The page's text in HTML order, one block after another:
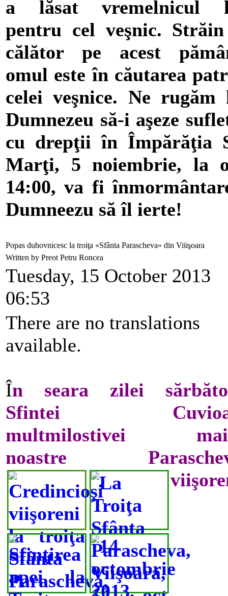
a lăsat vremelnicul
pentru cel veşnic.
călător pe acest
omul este în căutarea
celei veşnice. Ne rugăm
Dumnezeu să-i aşeze
cu drepţii în Împărăţia
Marţi, 5 noiembrie, la
14:00, va fi
Dumneezu să îl ierte!
Popas duhovnicesc la troiţa «Sfânta Parascheva» din Viiişoara
Written by Preot Petru Roncea
Tuesday, 15 October 2013
06:53
There are no translations
available.
În seara zilei
Sfintei
multmilostivei
noastre